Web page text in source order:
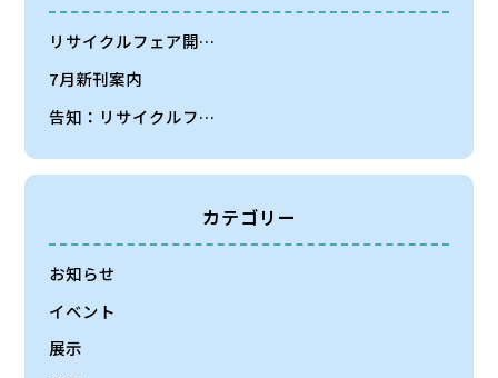
リサイクルフェア開…
7月新刊案内
告知：リサイクルフ…
カテゴリー
お知らせ
イベント
展示